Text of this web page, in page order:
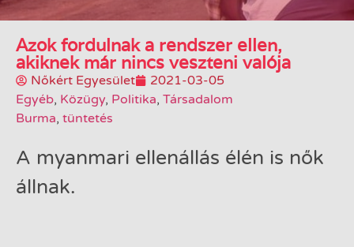
Azok fordulnak a rendszer ellen,
akiknek már nincs veszteni valója
Nőkért Egyesület
2021-03-05
Egyéb, Közügy, Politika, Társadalom
Burma, tüntetés
A myanmari ellenállás élén is nők
állnak.